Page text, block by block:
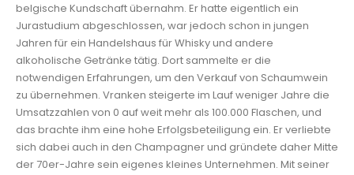
belgische Kundschaft übernahm. Er hatte eigentlich ein
Jurastudium abgeschlossen, war jedoch schon in jungen
Jahren für ein Handelshaus für Whisky und andere
alkoholische Getränke tätig. Dort sammelte er die
notwendigen Erfahrungen, um den Verkauf von Schaumwein
zu übernehmen. Vranken steigerte im Lauf weniger Jahre die
Umsatzzahlen von 0 auf weit mehr als 100.000 Flaschen, und
das brachte ihm eine hohe Erfolgsbeteiligung ein. Er verliebte
sich dabei auch in den Champagner und gründete daher Mitte
der 70er-Jahre sein eigenes kleines Unternehmen. Mit seiner